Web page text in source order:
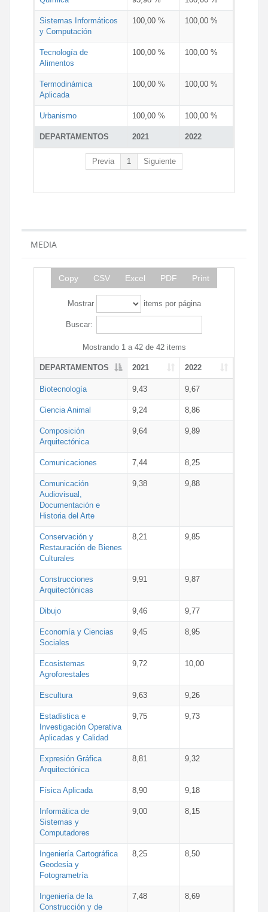
DEPARTAMENTOS 2021 2022
Sistemas Informáticos
y Computación
100,00 % 100,00 %
Tecnología de
Alimentos
100,00 % 100,00 %
Termodinámica
Aplicada
100,00 % 100,00 %
Urbanismo 100,00 % 100,00 %
Previa 1 Siguiente
MEDIA
Copy CSV Excel PDF Print
Mostrar items por página
Buscar:
Mostrando 1 a 42 de 42 items
DEPARTAMENTOS 2021 2022
Biotecnología 9,43 9,67
Ciencia Animal 9,24 8,86
Composición
Arquitectónica
9,64 9,89
Comunicaciones 7,44 8,25
Comunicación
Audiovisual,
Documentación e
Historia del Arte
9,38 9,88
Conservación y
Restauración de Bienes
Culturales
8,21 9,85
Construcciones
Arquitectónicas
9,91 9,87
Dibujo 9,46 9,77
Economía y Ciencias
Sociales
9,45 8,95
Ecosistemas
Agroforestales
9,72 10,00
Escultura 9,63 9,26
Estadística e
Investigación Operativa
Aplicadas y Calidad
9,75 9,73
Expresión Gráfica
Arquitectónica
8,81 9,32
Física Aplicada 8,90 9,18
Informática de
Sistemas y
Computadores
9,00 8,15
Ingeniería Cartográfica
Geodesia y
Fotogrametría
8,25 8,50
Ingeniería de la
Construcción y de
7,48 8,69